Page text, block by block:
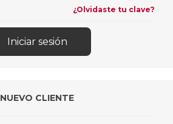
¿Olvidaste tu clave?
NUEVO CLIENTE